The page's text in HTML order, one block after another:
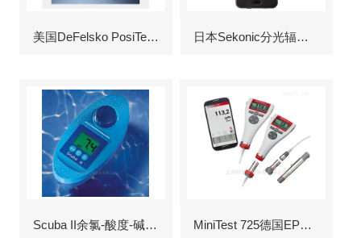
美国DeFelsko PosiTector6000涂层测厚仪 日本Sekonic分光辐射照度计
Scuba II余氯-酸度-碱度-氰尿酸浓度测定仪 MiniTest 725德国EPK涂层测厚仪